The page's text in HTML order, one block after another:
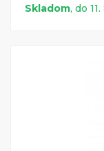
Skladom, do